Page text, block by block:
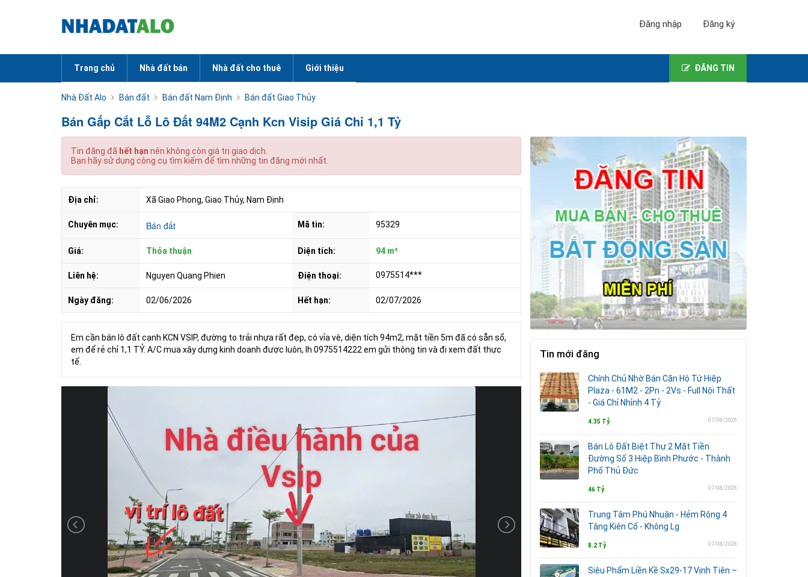
Đăng nhập Đăng ký
Trang chủ Nhà đất bán Nhà đất cho thuê Giới thiệu ĐĂNG TIN
Nhà Đất Alo Bán đất Bán đất Nam Định Bán đất Giao Thủy
Bán Gấp Cắt Lỗ Lô Đất 94M2 Cạnh Kcn Visip Giá Chỉ 1,1 Tỷ
Tin đăng đã hết hạn nên không còn giá trị giao dịch.
Bạn hãy sử dụng công cụ tìm kiếm để tìm những tin đăng mới nhất.
Địa chỉ: Xã Giao Phong, Giao Thủy, Nam Định
Chuyên mục: Bán đất Mã tin: 95329
Giá: Thỏa thuận Diện tích: 94 m²
Liên hệ: Nguyen Quang Phien Điện thoại: 0975514***
Ngày đăng: 02/06/2026 Hết hạn: 02/07/2026
Em cần bán lô đất cạnh KCN VSIP, đường to trải nhựa rất đẹp, có vỉa vè, diện tích 94m2, mặt tiền 5m đã có sẵn sổ,
em để rẻ chỉ 1,1 TỶ. A/C mua xây dựng kinh doanh được luôn, lh 0975514222 em gửi thông tin và đi xem đất thực
tế.
Tin mới đăng
Chính Chủ Nhờ Bán Căn Hộ Tứ Hiệp
Plaza - 61M2 - 2Pn - 2Vs - Full Nội Thất
- Giá Chỉ Nhỉnh 4 Tỷ
4.35 Tỷ 07/08/2026
Bán Lô Đất Biệt Thự 2 Mặt Tiền
Đường Số 3 Hiệp Bình Phước - Thành
Phố Thủ Đức
46 Tỷ 07/08/2026
Trung Tâm Phú Nhuận - Hẻm Rộng 4
Tâng Kiên Cố - Không Lg
8.2 Tỷ 07/08/2026
Siêu Phẩm Liền Kề Sx29-17 Vịnh Tiên –